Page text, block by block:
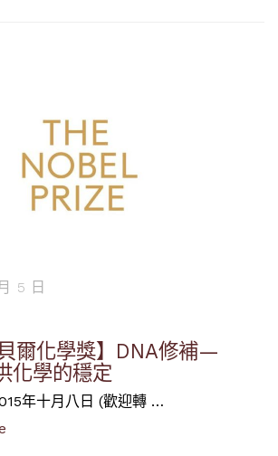
5 日
貝爾化學獎】DNA修補—
化學的穩定
年十月八日 (歡迎轉 …